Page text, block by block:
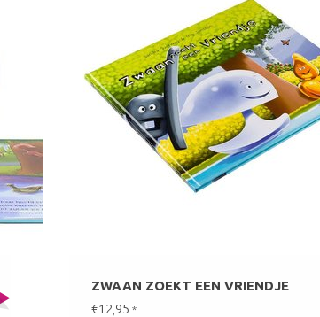
ZWAAN ZOEKT EEN VRIENDJE
€12,95 *